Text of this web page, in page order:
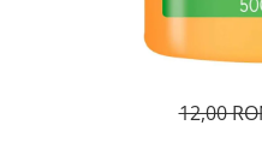
Servetele Captare Culori
12,00